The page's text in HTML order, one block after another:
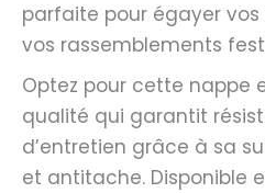
parfaite pour égayer
vos rassemblements
Optez pour cette nappe
qualité qui garantit
d’entretien grâce à sa
et antitache. Disponible